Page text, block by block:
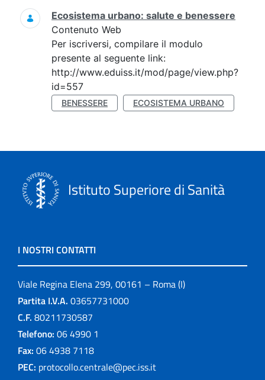
Ecosistema urbano: salute e benessere
Contenuto Web
Per iscriversi, compilare il modulo
presente al seguente link:
http://www.eduiss.it/mod/page/view.php?
id=557
BENESSERE ECOSISTEMA URBANO
Istituto Superiore di Sanità
I NOSTRI CONTATTI
Viale Regina Elena 299, 00161 – Roma (I)
Partita I.V.A. 03657731000
C.F. 80211730587
Telefono: 06 4990 1
Fax: 06 4938 7118
PEC: protocollo.centrale@pec.iss.it